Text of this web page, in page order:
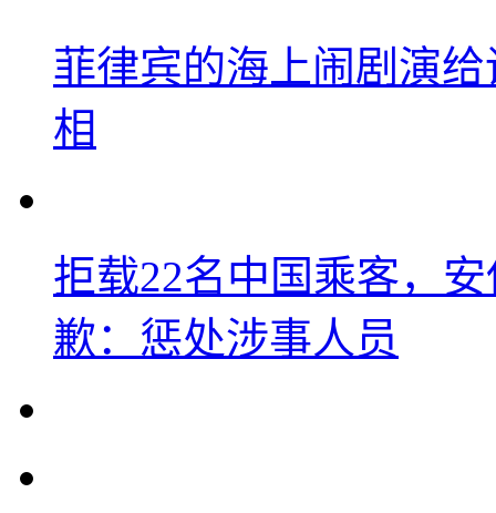
菲律宾的海上闹剧演
相
拒载22名中国乘客，
歉：惩处涉事人员